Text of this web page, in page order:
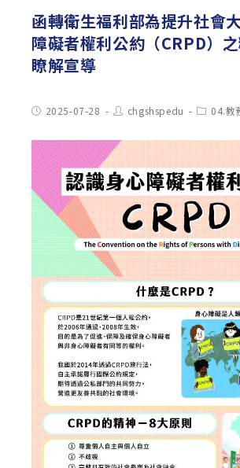
函轉衛生福利部為提升社會
障礙者權利公約（CRPD）
瞭解宣導
Post2025-07-28
Post
author:
chgshspedu
Post04.教